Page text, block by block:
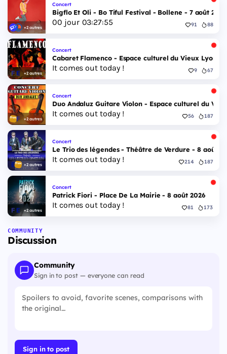
+2 autres
Concert
Bigflo Et Oli - Bo Tiful Festival - Bollene - 7 août 2026
00 jour 03:27:54 91 88
+2 autres
Concert
Cabaret Flamenco - Espace culturel du Vieux Lyon -
It comes out today ! 9 67
+2 autres
Concert
Duo Andaluz Guitare Violon - Espace culturel du
It comes out today ! 56 187
+2 autres
Concert
Le Trio des légendes - Théâtre de Verdure - 8 août
It comes out today ! 214 187
+2 autres
Concert
Patrick Fiori - Place De La Mairie - 8 août 2026
It comes out today ! 81 173
COMMUNITY
Discussion
Community
Sign in to post — everyone can read
Sign in to post